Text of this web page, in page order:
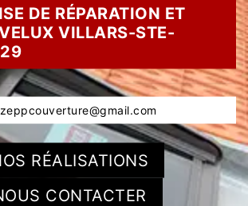
DE RÉPARATION ET
VILLARS-STE-
zeppcouverture@gmail.com
RÉALISATIONS
CONTACTER